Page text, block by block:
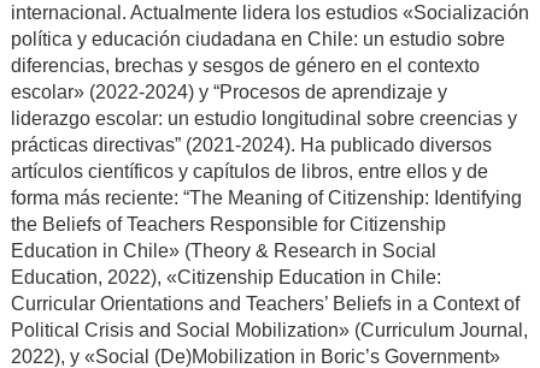
internacional. Actualmente lidera los estudios «Socialización
política y educación ciudadana en Chile: un estudio sobre
diferencias, brechas y sesgos de género en el contexto
escolar» (2022-2024) y “Procesos de aprendizaje y
liderazgo escolar: un estudio longitudinal sobre creencias y
prácticas directivas” (2021-2024). Ha publicado diversos
artículos científicos y capítulos de libros, entre ellos y de
forma más reciente: “The Meaning of Citizenship: Identifying
the Beliefs of Teachers Responsible for Citizenship
Education in Chile» (Theory & Research in Social
Education, 2022), «Citizenship Education in Chile:
Curricular Orientations and Teachers’ Beliefs in a Context of
Political Crisis and Social Mobilization» (Curriculum Journal,
2022), y «Social (De)Mobilization in Boric’s Government»